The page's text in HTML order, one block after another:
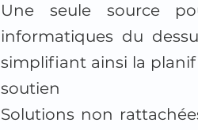
Une seule source
informatiques du
simplifiant ainsi la
soutien
Solutions non